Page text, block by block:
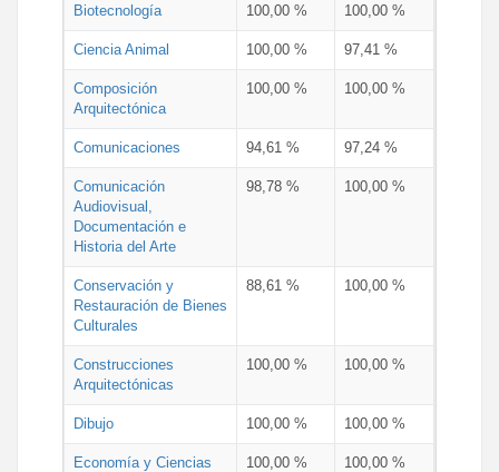
Biotecnología 100,00 % 100,00 %
Ciencia Animal 100,00 % 97,41 %
Composición
Arquitectónica
100,00 % 100,00 %
Comunicaciones 94,61 % 97,24 %
Comunicación
Audiovisual,
Documentación e
Historia del Arte
98,78 % 100,00 %
Conservación y
Restauración de Bienes
Culturales
88,61 % 100,00 %
Construcciones
Arquitectónicas
100,00 % 100,00 %
Dibujo 100,00 % 100,00 %
Economía y Ciencias
100,00 % 100,00 %